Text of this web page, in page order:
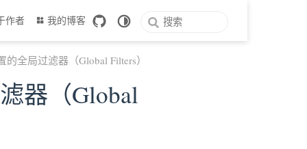
作者 我的博客
的全局过滤器（Global Filters）
器（Global